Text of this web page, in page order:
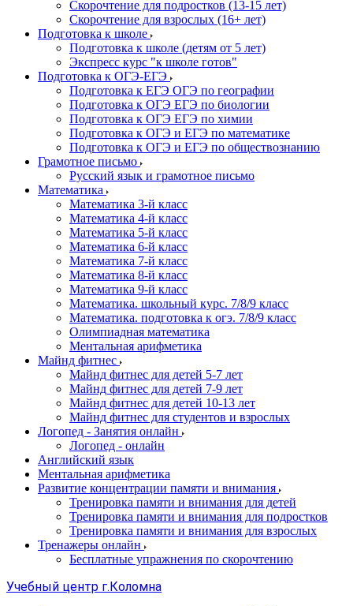
Скорочтение для подростков (13-15 лет)
Cкорочтение для взрослых (16+ лет)
Подготовка к школе
Подготовка к школе (детям от 5 лет)
Экспресс курс "к школе готов"
Подготовка к ОГЭ-ЕГЭ
Подготовка к ЕГЭ ОГЭ по географии
Подготовка к ОГЭ ЕГЭ по биологии
Подготовка к ОГЭ ЕГЭ по химии
Подготовка к ОГЭ и ЕГЭ по математике
Подготовка к ОГЭ и ЕГЭ по обществознанию
Грамотное письмо
Русский язык и грамотное письмо
Математика
Математика 3-й класс
Математика 4-й класс
Математика 5-й класс
Математика 6-й класс
Математика 7-й класс
Математика 8-й класс
Математика 9-й класс
Математика. школьный курс. 7/8/9 класс
Математика. подготовка к огэ. 7/8/9 класс
Олимпиадная математика
Ментальная арифметика
Майнд фитнес
Майнд фитнес для детей 5-7 лет
Майнд фитнес для детей 7-9 лет
Майнд фитнес для детей 10-13 лет
Майнд фитнес для студентов и взрослых
Логопед - Занятия онлайн
Логопед - онлайн
Английский язык
Ментальная арифметика
Развитие концентрации памяти и внимания
Тренировка памяти и внимания для детей
Тренировка памяти и внимания для подростков
Тренировка памяти и внимания для взрослых
Тренажеры онлайн
Бесплатные упражнения по скорочтению
Учебный центр г.Коломна